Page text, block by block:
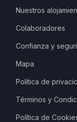
Nuestros
Colaboradores
Confianza y
Mapa
Política de
Términos y
Política de